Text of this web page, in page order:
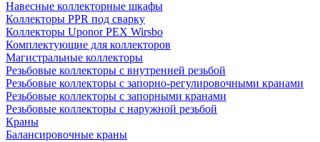
Навесные коллекторные шкафы
Коллекторы PPR под сварку
Коллекторы Uponor PEX Wirsbo
Комплектующие для коллекторов
Магистральные коллекторы
Резьбовые коллекторы с внутренней резьбой
Резьбовые коллекторы с запорно-регулировочными кранами
Резьбовые коллекторы с запорными кранами
Резьбовые коллекторы с наружной резьбой
Краны
Балансировочные краны